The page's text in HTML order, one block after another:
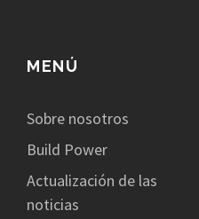
MENÚ
Sobre nosotros
Build Power
Actualización de las
noticias